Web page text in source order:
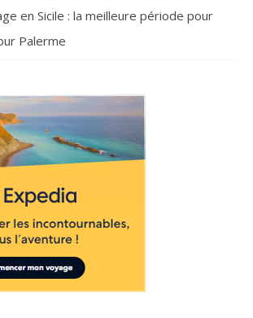
en Sicile : la meilleure période pour
Palerme